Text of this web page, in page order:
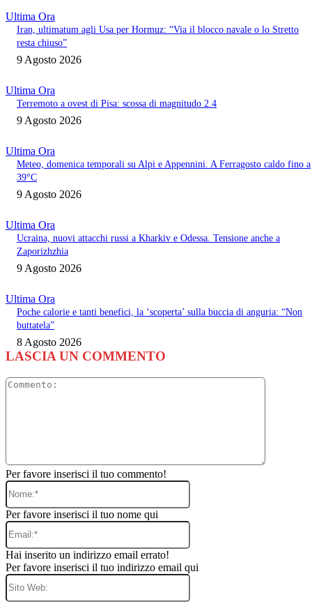
Ultima Ora
Iran, ultimatum agli Usa per Hormuz: “Via il blocco navale o lo Stretto
resta chiuso”
9 Agosto 2026
Ultima Ora
Terremoto a ovest di Pisa: scossa di magnitudo 2.4
9 Agosto 2026
Ultima Ora
Meteo, domenica temporali su Alpi e Appennini. A Ferragosto caldo fino a
39°C
9 Agosto 2026
Ultima Ora
Ucraina, nuovi attacchi russi a Kharkiv e Odessa. Tensione anche a
Zaporizhzhia
9 Agosto 2026
Ultima Ora
Poche calorie e tanti benefici, la ‘scoperta’ sulla buccia di anguria: “Non
buttatela”
8 Agosto 2026
LASCIA UN COMMENTO
Per favore inserisci il tuo commento!
Nome:*
Per favore inserisci il tuo nome qui
Email:*
Hai inserito un indirizzo email errato!
Per favore inserisci il tuo indirizzo email qui
Sito